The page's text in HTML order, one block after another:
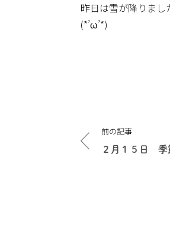
昨日は雪が降りま
(*’ω’*)
稿
ナ
前の記事
２月１５日 季